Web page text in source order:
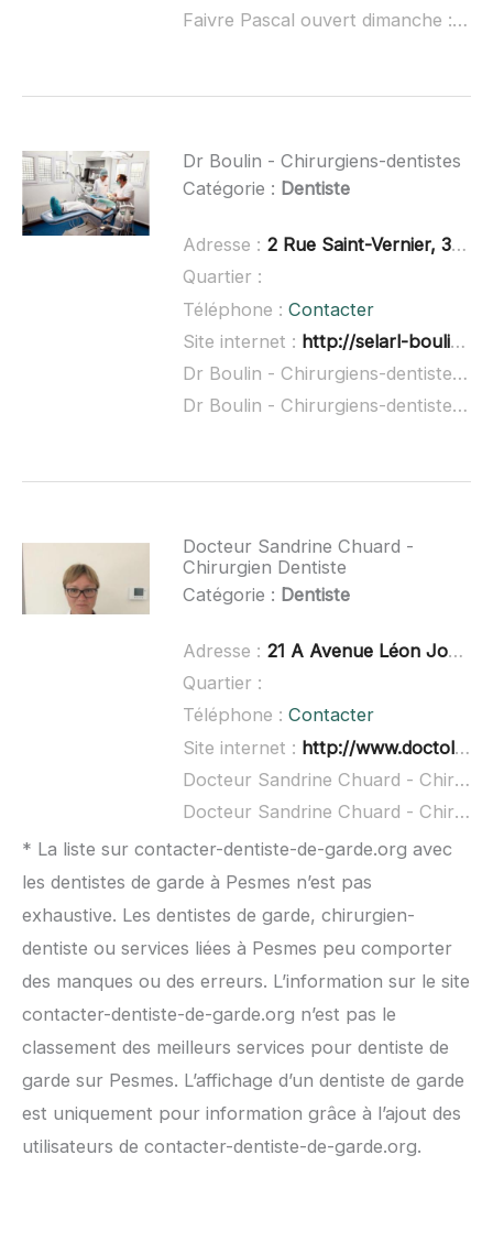
Faivre Pascal ouvert dimanche :
Dr Boulin - Chirurgiens-dentistes
Catégorie : Dentiste
Adresse : 2 Rue Saint-Vernier, 39100 Champvans
Quartier :
Téléphone : Contacter
Site internet : http://selarl-boulin-raulet.chirurgiens-dentistes.fr/
Dr Boulin - Chirurgiens-dentistes à domicile :
Dr Boulin - Chirurgiens-dentistes ouvert dimanche :
Docteur Sandrine Chuard -
Chirurgien Dentiste
Catégorie : Dentiste
Adresse : 21 A Avenue Léon Jouhaux, 39100 Dole
Quartier :
Téléphone : Contacter
Site internet : http://www.doctolib.fr/dentiste/dole/sandrine-chuard
Docteur Sandrine Chuard - Chirurgien Dentiste à domicile :
Docteur Sandrine Chuard - Chirurgien Dentiste ouvert dimanche :
* La liste sur contacter-dentiste-de-garde.org avec
les dentistes de garde à Pesmes n’est pas
exhaustive. Les dentistes de garde, chirurgien-
dentiste ou services liées à Pesmes peu comporter
des manques ou des erreurs. L’information sur le site
contacter-dentiste-de-garde.org n’est pas le
classement des meilleurs services pour dentiste de
garde sur Pesmes. L’affichage d’un dentiste de garde
est uniquement pour information grâce à l’ajout des
utilisateurs de contacter-dentiste-de-garde.org.